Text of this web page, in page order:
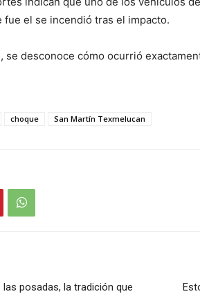
fue el se incendió tras el impacto.
se desconoce cómo ocurrió
choque San Martín Texmelucan
posadas, la tradición que